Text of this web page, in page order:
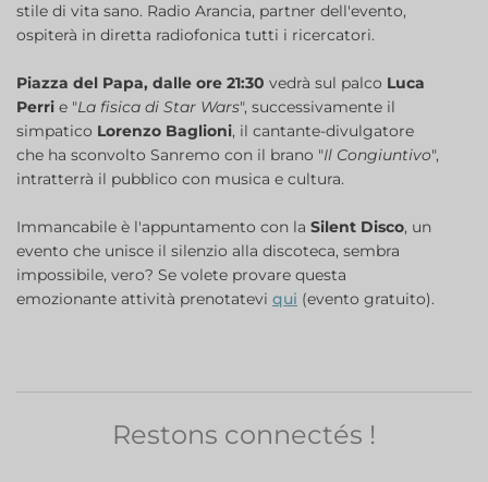
stile di vita sano. Radio Arancia, partner dell'evento,
ospiterà in diretta radiofonica tutti i ricercatori.
Piazza del Papa, dalle ore 21:30 vedrà sul palco Luca
Perri e "La fisica di Star Wars", successivamente il
simpatico Lorenzo Baglioni, il cantante-divulgatore
che ha sconvolto Sanremo con il brano "Il Congiuntivo",
intratterrà il pubblico con musica e cultura.
Immancabile è l'appuntamento con la Silent Disco, un
evento che unisce il silenzio alla discoteca, sembra
impossibile, vero? Se volete provare questa
emozionante attività prenotatevi qui (evento gratuito).
Restons connectés !